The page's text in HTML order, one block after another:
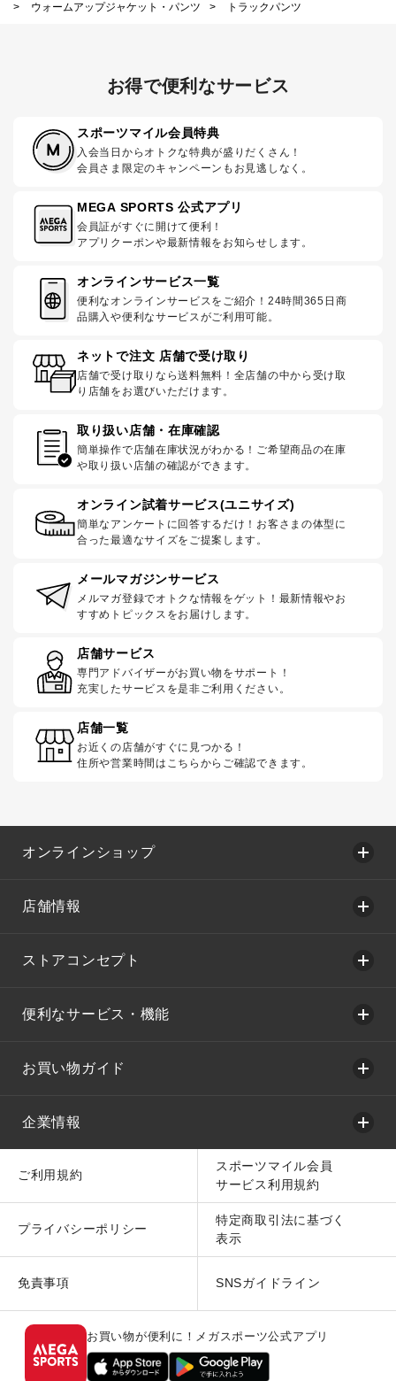
>
ウォームアップジャケット・パンツ > トラックパンツ
お得で便利なサービス
スポーツマイル会員特典
入会当日からオトクな特典が盛りだくさん！
会員さま限定のキャンペーンもお見逃しなく。
MEGA SPORTS 公式アプリ
会員証がすぐに開けて便利！
アプリクーポンや最新情報をお知らせします。
オンラインサービス一覧
便利なオンラインサービスをご紹介！24時間365日商
品購入や便利なサービスがご利用可能。
ネットで注文 店舗で受け取り
店舗で受け取りなら送料無料！全店舗の中から受け取
り店舗をお選びいただけます。
取り扱い店舗・在庫確認
簡単操作で店舗在庫状況がわかる！ご希望商品の在庫
や取り扱い店舗の確認ができます。
オンライン試着サービス(ユニサイズ)
簡単なアンケートに回答するだけ！お客さまの体型に
合った最適なサイズをご提案します。
メールマガジンサービス
メルマガ登録でオトクな情報をゲット！最新情報やお
すすめトピックスをお届けします。
店舗サービス
専門アドバイザーがお買い物をサポート！
充実したサービスを是非ご利用ください。
店舗一覧
お近くの店舗がすぐに見つかる！
住所や営業時間はこちらからご確認できます。
オンラインショップ
店舗情報
ストアコンセプト
便利なサービス・機能
お買い物ガイド
企業情報
ご利用規約
スポーツマイル会員
サービス利用規約
プライバシーポリシー
特定商取引法に基づく
表示
免責事項 SNSガイドライン
お買い物が便利に！メガスポーツ公式アプリ